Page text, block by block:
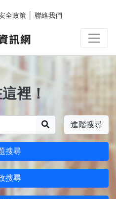
全政策 聯絡我們
裡！
進階搜尋
搜尋
搜尋